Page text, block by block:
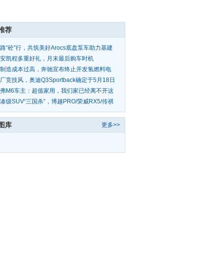
荐
“砼”行，共筑美好Arocs底盘泵车助力基建
凯程多重好礼，月末最后购车时机
造成本过高，奔驰宣布终止开发氢燃料电
用车
竞技风，奥迪Q3Sportback确定于5月18日
上市
M6车主：超值家用，我们家已经离不开这
了
级SUV“三国杀”，博越PRO/荣威RX5/传祺
该选谁
更多>>
库